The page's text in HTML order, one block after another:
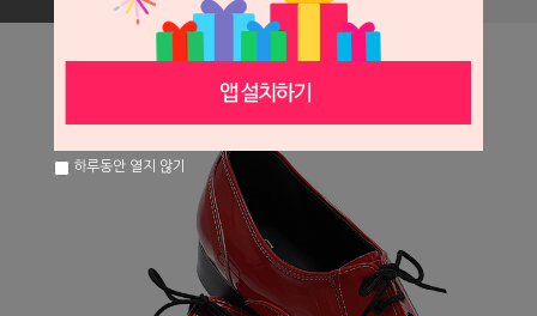
하루동안 열지 않기